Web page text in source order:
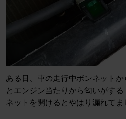
ある日、車の走行中ボンネット
とエンジン当たりから匂いがす
ネットを開けるとやはり漏れてま